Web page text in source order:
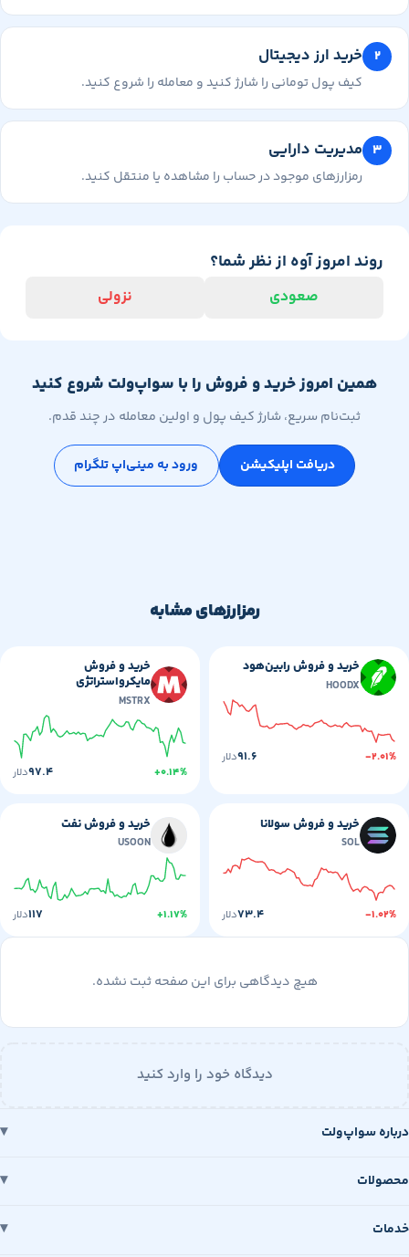
خرید ارز دیجیتال
کیف پول تومانی را شارژ کنید و معامله را شروع کنید.
مدیریت دارایی
رمزارزهای موجود در حساب را مشاهده یا منتقل کنید.
امروز آوه از نظر شما؟
صعودی نزولی
همین امروز خرید و فروش را با سواپ‌ولت شروع کنید
ثبت‌نام سریع، شارژ کیف پول و اولین معامله در چند قدم.
دریافت اپلیکیشن ورود به مینی‌اپ تلگرام
رمزارزهای مشابه
خرید و فروش رابین‌هود
HOODX
دلار
خرید و فروش
مایکرواستراتژی
MSTRX
+۰.۱۴% دلار
خرید و فروش سولانا
SOL
دلار
خرید و فروش نفت
USOON
هیچ دیدگاهی برای این صفحه ثبت نشده.
دیدگاه خود را وارد کنید
سواپ‌ولت